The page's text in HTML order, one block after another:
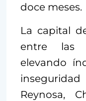
doce meses.
La capital
entre las
elevando
Reynosa,